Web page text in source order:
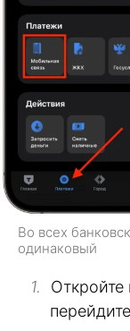
Во всех
одинаковый